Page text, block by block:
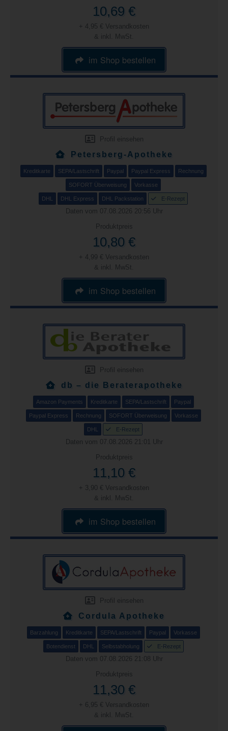
10,69 €
+ 4,95 € Versandkosten
& inkl. MwSt.
im Shop bestellen
Profil einsehen
Petersberg-Apotheke
Kreditkarte SEPA/Lastschrift Paypal Paypal Express Rechnung
SOFORT Überweisung Vorkasse
DHL DHL Express DHL Packstation E-Rezept
Daten vom 07.08.2026 20:56 Uhr
Produktpreis
10,80 €
+ 4,99 € Versandkosten
& inkl. MwSt.
im Shop bestellen
Profil einsehen
db – die Beraterapotheke
Amazon Payments Kreditkarte SEPA/Lastschrift Paypal
Paypal Express Rechnung SOFORT Überweisung Vorkasse
DHL E-Rezept
Daten vom 07.08.2026 21:01 Uhr
Produktpreis
11,10 €
+ 3,90 € Versandkosten
& inkl. MwSt.
im Shop bestellen
Profil einsehen
Cordula Apotheke
Barzahlung Kreditkarte SEPA/Lastschrift Paypal Vorkasse
Botendienst DHL Selbstabholung E-Rezept
Daten vom 07.08.2026 21:08 Uhr
Produktpreis
11,30 €
+ 6,95 € Versandkosten
& inkl. MwSt.